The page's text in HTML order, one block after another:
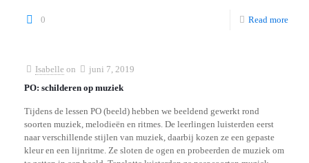
0 Read more
Isabelle on
juni 7, 2019
PO: schilderen op muziek
Tijdens de lessen PO (beeld) hebben we beeldend gewerkt rond
soorten muziek, melodieën en ritmes. De leerlingen luisterden eerst
naar verschillende stijlen van muziek, daarbij kozen ze een gepaste
kleur en een lijnritme. Ze sloten de ogen en probeerden de muziek om